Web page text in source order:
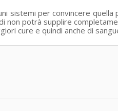
sistemi per convincere quella
non potrà supplire
cure e quindi anche di